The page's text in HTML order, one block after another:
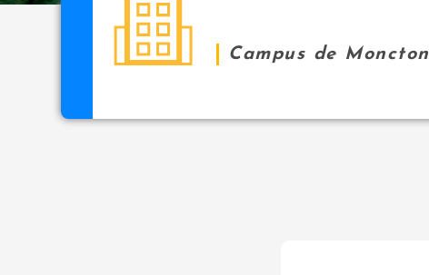
Campus de Moncton